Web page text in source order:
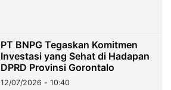
PT BNPG Tegaskan Komitmen
Investasi yang Sehat di Hadapan
DPRD Provinsi Gorontalo
12/07/2026 - 10:40